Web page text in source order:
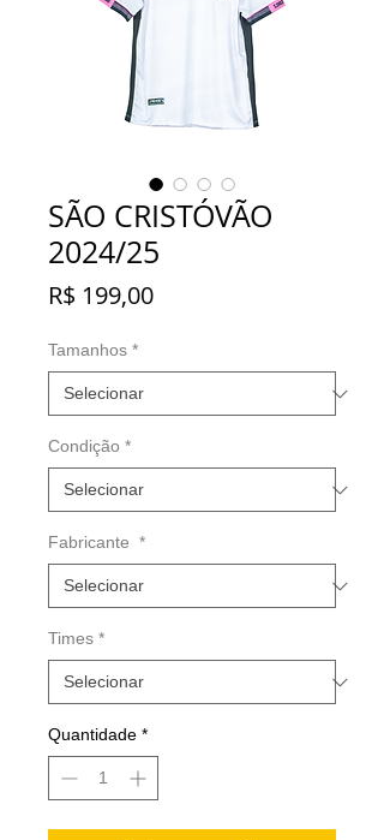
SÃO CRISTÓVÃO
2024/25
R$ 199,00Preço
Tamanhos *
Condição *
Fabricante *
Times *
Quantidade *